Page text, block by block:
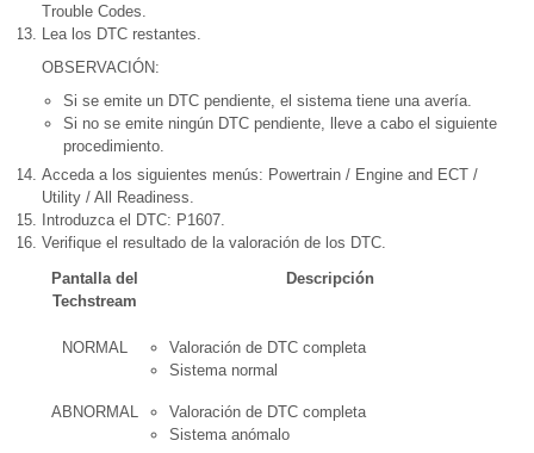
Trouble Codes.
Lea los DTC restantes.
OBSERVACIÓN:
Si se emite un DTC pendiente, el sistema tiene una avería.
Si no se emite ningún DTC pendiente, lleve a cabo el siguiente
procedimiento.
Acceda a los siguientes menús: Powertrain / Engine and ECT /
Utility / All Readiness.
Introduzca el DTC: P1607.
Verifique el resultado de la valoración de los DTC.
Pantalla del
Techstream
Descripción
NORMAL
Valoración de DTC completa
Sistema normal
ABNORMAL
Valoración de DTC completa
Sistema anómalo